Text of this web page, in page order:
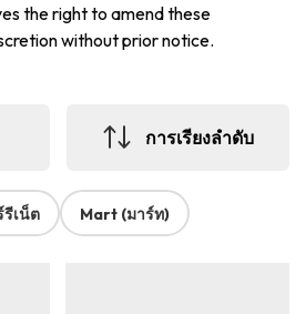
the right to amend these
without prior notice.
การเรียงลำดับ
รีเน็ต Mart (มาร์ท)